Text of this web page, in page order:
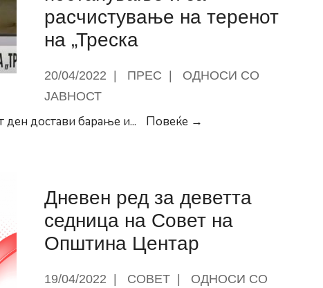
расчистување на теренот
на „Треска
20/04/2022 ПРЕС
ОДНОСИ СО
ЈАВНОСТ
ден достави барање и... Повеќе →
ОЈО
по
Дневен ред за деветта
седница на Совет на
Општина Центар
19/04/2022 СОВЕТ ОДНОСИ СО